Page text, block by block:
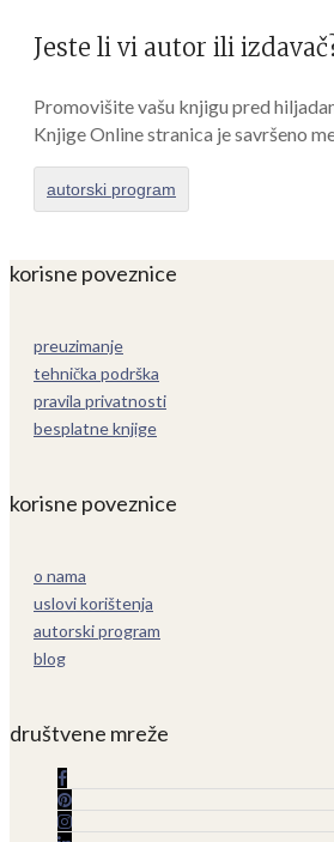
Jeste li vi autor ili
Promovišite vašu knjigu pred
Knjige Online stranica je savršeno
autorski program
korisne poveznice
preuzimanje
tehnička podrška
pravila privatnosti
besplatne knjige
korisne poveznice
o nama
uslovi korištenja
autorski program
blog
društvene mreže